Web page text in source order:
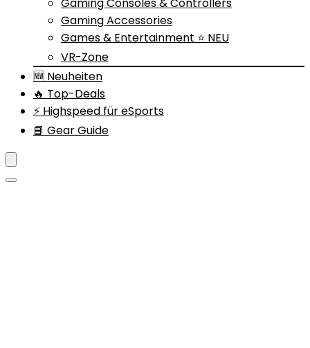
Gaming Accessories
Games & Entertainment ⭐ NEU
VR-Zone
🆕 Neuheiten
🔥 Top-Deals
⚡ Highspeed für eSports
📘 Gear Guide